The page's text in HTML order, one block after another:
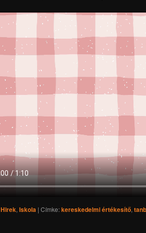
Hirek, Iskola | Címke: kereskedelmi értékesítő,